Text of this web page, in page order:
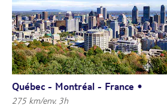
Québec - Montréal - France •
275 km/env. 3h